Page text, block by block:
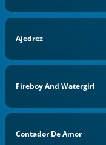
Ajedrez
Fireboy And Watergirl
Contador De Amor